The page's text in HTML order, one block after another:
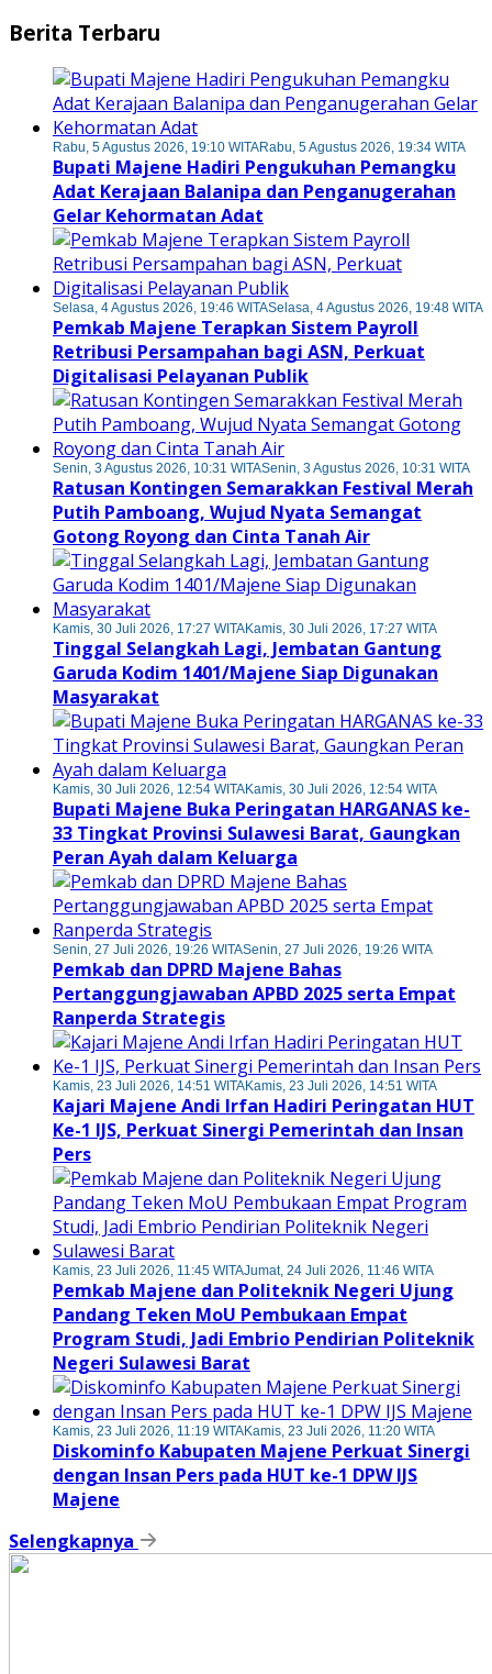
Berita Terbaru
Rabu, 5 Agustus 2026, 19:10 WITARabu, 5 Agustus 2026, 19:34 WITA
Bupati Majene Hadiri Pengukuhan Pemangku
Adat Kerajaan Balanipa dan Penganugerahan
Gelar Kehormatan Adat
Selasa, 4 Agustus 2026, 19:46 WITASelasa, 4 Agustus 2026, 19:48 WITA
Pemkab Majene Terapkan Sistem Payroll
Retribusi Persampahan bagi ASN, Perkuat
Digitalisasi Pelayanan Publik
Senin, 3 Agustus 2026, 10:31 WITASenin, 3 Agustus 2026, 10:31 WITA
Ratusan Kontingen Semarakkan Festival Merah
Putih Pamboang, Wujud Nyata Semangat
Gotong Royong dan Cinta Tanah Air
Kamis, 30 Juli 2026, 17:27 WITAKamis, 30 Juli 2026, 17:27 WITA
Tinggal Selangkah Lagi, Jembatan Gantung
Garuda Kodim 1401/Majene Siap Digunakan
Masyarakat
Kamis, 30 Juli 2026, 12:54 WITAKamis, 30 Juli 2026, 12:54 WITA
Bupati Majene Buka Peringatan HARGANAS ke-
33 Tingkat Provinsi Sulawesi Barat, Gaungkan
Peran Ayah dalam Keluarga
Senin, 27 Juli 2026, 19:26 WITASenin, 27 Juli 2026, 19:26 WITA
Pemkab dan DPRD Majene Bahas
Pertanggungjawaban APBD 2025 serta Empat
Ranperda Strategis
Kamis, 23 Juli 2026, 14:51 WITAKamis, 23 Juli 2026, 14:51 WITA
Kajari Majene Andi Irfan Hadiri Peringatan HUT
Ke-1 IJS, Perkuat Sinergi Pemerintah dan Insan
Pers
Kamis, 23 Juli 2026, 11:45 WITAJumat, 24 Juli 2026, 11:46 WITA
Pemkab Majene dan Politeknik Negeri Ujung
Pandang Teken MoU Pembukaan Empat
Program Studi, Jadi Embrio Pendirian Politeknik
Negeri Sulawesi Barat
Kamis, 23 Juli 2026, 11:19 WITAKamis, 23 Juli 2026, 11:20 WITA
Diskominfo Kabupaten Majene Perkuat Sinergi
dengan Insan Pers pada HUT ke-1 DPW IJS
Majene
Selengkapnya